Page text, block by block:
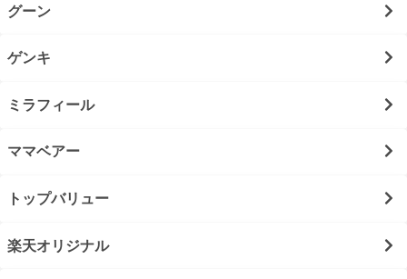
グーン
ゲンキ
ミラフィール
ママベアー
トップバリュー
楽天オリジナル